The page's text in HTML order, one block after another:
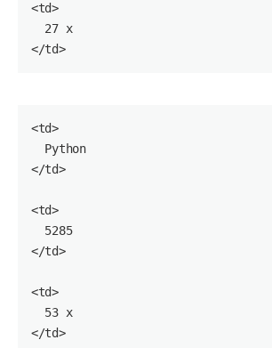
<td>
27 x
</td >
<td>
  Python
</td>
<td>
5285
</td>
<td>
53 x
</td >